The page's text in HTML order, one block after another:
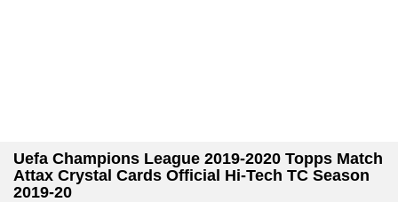
Uefa Champions League 2019-2020 Topps Match
Attax Crystal Cards Official Hi-Tech TC Season
2019-20